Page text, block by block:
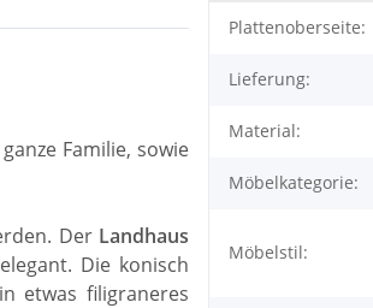
Familie, sowie
Der Landhaus
Die konisch
etwas filigraneres
Wert
Plattenoberseite:
Lieferung:
Material:
Möbelkategorie:
Möbelstil: